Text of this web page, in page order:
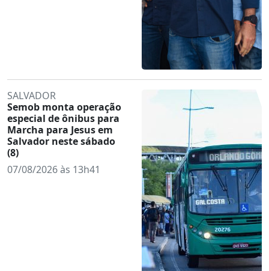
SALVADOR
Semob monta operação
especial de ônibus para
Marcha para Jesus em
Salvador neste sábado
(8)
07/08/2026 às 13h41